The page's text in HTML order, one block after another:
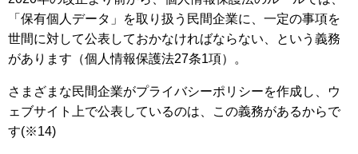
「保有個人データ」を取り扱う民間企業に、一定の事項を
世間に対して公表しておかなければならない、という義務
があります（個人情報保護法27条1項）。
さまざまな民間企業がプライバシーポリシーを作成し、ウ
ェブサイト上で公表しているのは、この義務があるからで
す(※14)